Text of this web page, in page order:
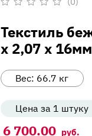
из
5
Текстиль
х 2,07 х
Вес: 66.7 кг
Цена за 1 штуку
6 700.00 руб.